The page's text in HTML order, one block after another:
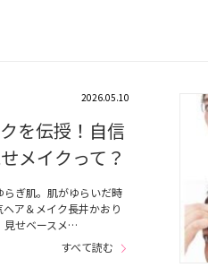
2026.05.10
を伝授！自信
メイクって？
ぎ肌。肌がゆらいだ時
ア＆メイク長井かおり
見せベースメ…
すべて読む